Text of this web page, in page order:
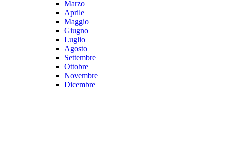
Marzo
Aprile
Maggio
Giugno
Luglio
Agosto
Settembre
Ottobre
Novembre
Dicembre